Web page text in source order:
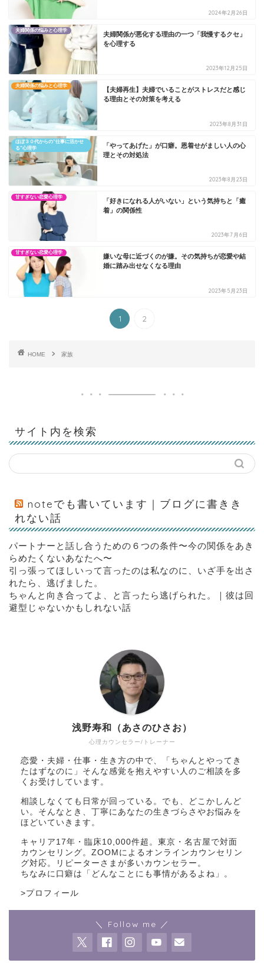
2024年2月26日
夫婦関係の悩みと心理学
夫婦関係が悪化する理由の一つ「我慢するクセ」
を心理する
2023年12月25日
夫婦関係の悩みと心理学
【夫婦再生】夫婦でいることがストレスだと感じ
る理由とその対策を考える
2023年8月31日
ほぼ３０代からの”仕事に活かせ
る”心理学
「やってあげた」が口癖。恩着せがましい人の心
理とその対処法
2023年8月23日
甘すぎない恋愛心理学
「好きになれる人がいない」という気持ちと「癒
着」の関係性
2023年7月6日
甘すぎない恋愛心理学
嫌いな母に近づくのが嫌。その気持ちが恋愛や結
婚に踏み出せなくなる理由
2023年5月23日
1 2
HOME 家族
サイト内を検索
noteでも書いています｜ブログに書きき
れない話
パートナーと話し合うための６つの条件〜今の関係をあき
らめたくないあなたへ〜
引っ張ってほしいって言ったのは私なのに、いざ手を出さ
れたら、逃げました。
ちゃんと向き合ってよ、と言ったら逃げられた。｜彼は回
避型じゃないかもしれない話
心理カウンセラー/トレーナー
浅野寿和（あさのひさお）
恋愛・夫婦・仕事・生き方の中で、「ちゃんとやってき
たはずなのに」そんな感覚を抱えやすい人のご相談を多
くお受けしています。
相談しなくても日常が回っている。でも、どこかしんど
い。そんなとき、丁寧にあなたの生きづらさやお悩みを
ほどいていきます。
キャリア17年・臨床10,000件超。東京・名古屋で対面
カウンセリング。ZOOMによるオンラインカウンセリン
グ対応。リピーターさまが多いカウンセラー。
ちなみに口癖は「どんなことにも事情があるよね」。
>プロフィール
＼ Follow me ／